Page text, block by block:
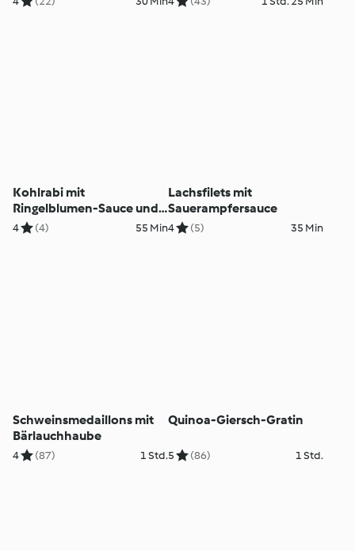
Kohlrabi mit
Ringelblumen-Sauce und
Lachsforelle
4 (4) 55 Min
Lachsfilets mit
Sauerampfersauce
4 (5) 35 Min
Schweinsmedaillons mit
Bärlauchhaube
4 (87) 1 Std.
Quinoa-Giersch-Gratin
5 (86) 1 Std.